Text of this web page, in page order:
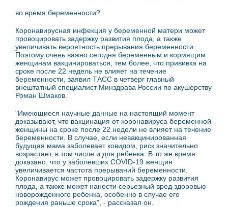
во время беременности?
Коронавирусная инфекция у беременной матери может
провоцировать задержку развития плода, а также
увеличивать вероятность прерывания беременности.
Поэтому очень важно сегодня беременным и кормящим
женщинам вакцинироваться, тем более, что прививка на
сроке после 22 недель не влияет на течение
беременности, заявил ТАСС в четверг главный
внештатный специалист Минздрава России по акушерству
Роман Шмаков.
"Имеющиеся научные данные на настоящий момент
доказывают, что вакцинация от коронавируса беременной
женщины на сроке после 22 недели не влияет на течение
беременности. В случае, если невакцинированная
будущая мама заболевает ковидом, риск значительно
возрастает, в том числе и для ребенка. В то же время
доказано, что у заболевших COVID-19 женщин
увеличивается частота прерываний беременности.
Коронавирус может провоцировать задержку развития
плода, а также может нанести серьезный вред здоровью
новорожденного ребенка, особенно в случае его
рождения раньше срока", - рассказал он.